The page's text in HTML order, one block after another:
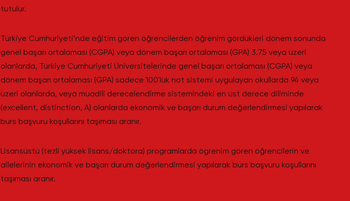
tutulur.
Türkiye Cumhuriyeti’nde eğitim gören öğrencilerden öğrenim gördükleri dönem sonunda
genel başarı ortalaması (CGPA) veya dönem başarı ortalaması (GPA) 3.75 veya üzeri
olanlarda, Türkiye Cumhuriyeti Üniversitelerinde genel başarı ortalaması (CGPA) veya
dönem başarı ortalaması (GPA) sadece 100'Iük not sistemi uygulayan okullarda 94 veya
üzeri olanlarda, veya muadili derecelendirme sistemindeki en üst derece diliminde
(excellent, distinction, A) olanlarda ekonomik ve başarı durum değerlendirmesi yapılarak
burs başvuru koşullarını taşıması aranır.
Lisansüstü (tezli yüksek lisans/doktora) programlarda ögrenim gören öğrencilerin ve
ailelerinin ekonomik ve başarı durum değerlendirmesi yapılarak burs başvuru koşullarını
taşıması aranır.